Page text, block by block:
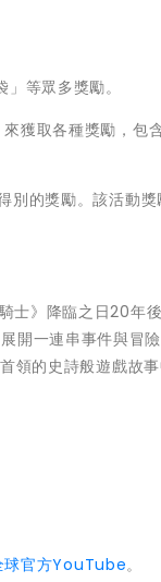
等眾多獎勵。
獲取各種獎勵，包
別的獎勵。該活動獎
士》降臨之日20年
開一連串事件與冒
領的史詩般遊戲故
球官方YouTube。